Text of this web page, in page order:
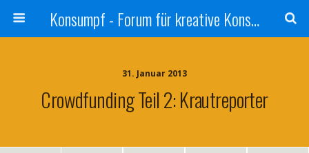
Konsumpf - Forum für kreative Konsumkritik - Culture Jamming, Nachhaltigkeit, Konzernkritik, Adbusting
31. Januar 2013
Crowdfunding Teil 2: Krautreporter